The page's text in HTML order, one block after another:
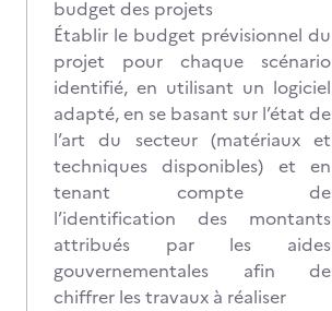
budget des projets
Établir le budget prévisionnel du
projet pour chaque scénario
identifié, en utilisant un logiciel
adapté, en se basant sur l’état de
l’art du secteur (matériaux et
techniques disponibles) et en
tenant compte de
l’identification des montants
attribués par les aides
gouvernementales afin de
chiffrer les travaux à réaliser